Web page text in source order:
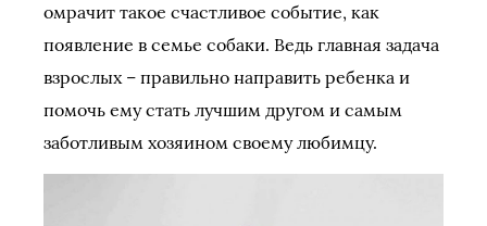
омрачит такое счастливое событие, как
появление в семье собаки. Ведь главная задача
взрослых – правильно направить ребенка и
помочь ему стать лучшим другом и самым
заботливым хозяином своему любимцу.